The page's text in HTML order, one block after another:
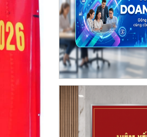
Thông báo phun trừ
hại lúa vụ Mùa năm
Thông báo về việc
hành chính ban
sung thuộc...
Phối hợp triển khai
ngừng hoạt động
nghệ 2G